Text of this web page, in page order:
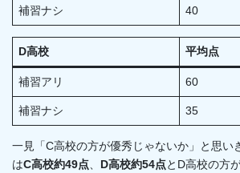
補習ナシ 40
D高校 平均点
補習アリ 60
補習ナシ 35
一見「C高校の方が優秀じゃないか」と思い
はC高校約49点 D高校約54点とD高校の方